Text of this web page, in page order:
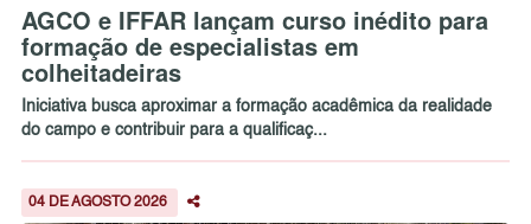
AGCO e IFFAR lançam curso inédito para
formação de especialistas em
colheitadeiras
Iniciativa busca aproximar a formação acadêmica da realidade
do campo e contribuir para a qualificaç...
04 DE AGOSTO 2026